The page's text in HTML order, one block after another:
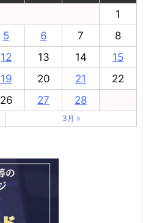
1
5 6 7
8
12 13 14
15
19 20 21
22
26 27 28
3月 »